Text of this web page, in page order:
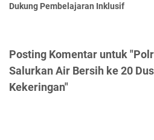
Dukung Pembelajaran Inklusif
Posting Komentar untuk
Salurkan Air Bersih ke 20
Kekeringan"